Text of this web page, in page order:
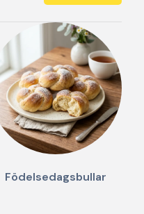
Födelsedagsbullar